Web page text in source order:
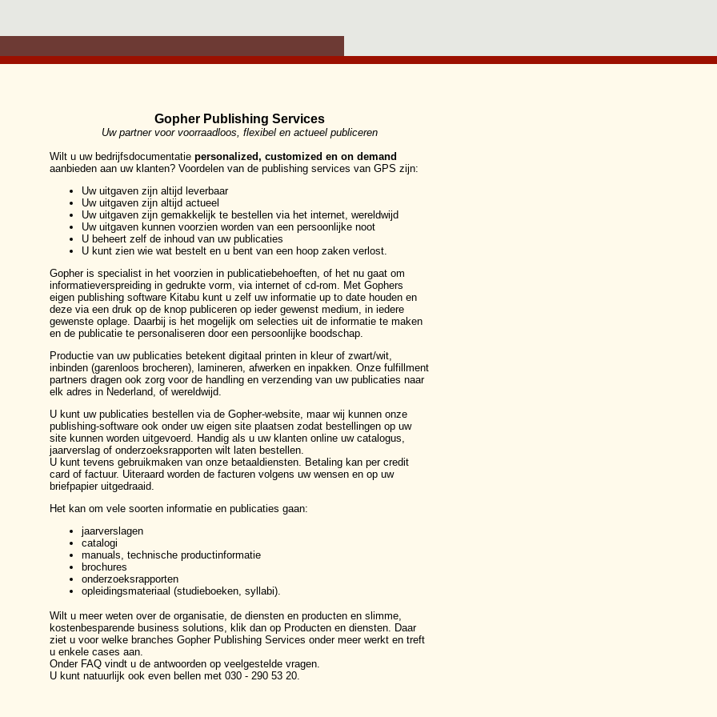
Gopher Publishing Services
Uw partner voor voorraadloos, flexibel en actueel publiceren
Wilt u uw bedrijfsdocumentatie personalized, customized en on demand
aanbieden aan uw klanten? Voordelen van de publishing services van GPS zijn:
Uw uitgaven zijn altijd leverbaar
Uw uitgaven zijn altijd actueel
Uw uitgaven zijn gemakkelijk te bestellen via het internet, wereldwijd
Uw uitgaven kunnen voorzien worden van een persoonlijke noot
U beheert zelf de inhoud van uw publicaties
U kunt zien wie wat bestelt en u bent van een hoop zaken verlost.
Gopher is specialist in het voorzien in publicatiebehoeften, of het nu gaat om
informatieverspreiding in gedrukte vorm, via internet of cd-rom. Met Gophers
eigen publishing software Kitabu kunt u zelf uw informatie up to date houden en
deze via een druk op de knop publiceren op ieder gewenst medium, in iedere
gewenste oplage. Daarbij is het mogelijk om selecties uit de informatie te maken
en de publicatie te personaliseren door een persoonlijke boodschap.
Productie van uw publicaties betekent digitaal printen in kleur of zwart/wit,
inbinden (garenloos brocheren), lamineren, afwerken en inpakken. Onze fulfillment
partners dragen ook zorg voor de handling en verzending van uw publicaties naar
elk adres in Nederland, of wereldwijd.
U kunt uw publicaties bestellen via de Gopher-website, maar wij kunnen onze
publishing-software ook onder uw eigen site plaatsen zodat bestellingen op uw
site kunnen worden uitgevoerd. Handig als u uw klanten online uw catalogus,
jaarverslag of onderzoeksrapporten wilt laten bestellen.
U kunt tevens gebruikmaken van onze betaaldiensten. Betaling kan per credit
card of factuur. Uiteraard worden de facturen volgens uw wensen en op uw
briefpapier uitgedraaid.
Het kan om vele soorten informatie en publicaties gaan:
jaarverslagen
catalogi
manuals, technische productinformatie
brochures
onderzoeksrapporten
opleidingsmateriaal (studieboeken, syllabi).
Wilt u meer weten over de organisatie, de diensten en producten en slimme,
kostenbesparende business solutions, klik dan op Producten en diensten. Daar
ziet u voor welke branches Gopher Publishing Services onder meer werkt en treft
u enkele cases aan.
Onder FAQvindt u de antwoorden op veelgestelde vragen.
U kunt natuurlijk ook even bellen met 030 - 290 53 20.